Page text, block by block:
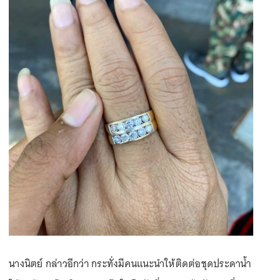
นางนิตย์ กล่าวอีกว่า กระทั่งมีคนแนะนำให้ติดต่อชุดประดาน้ำ